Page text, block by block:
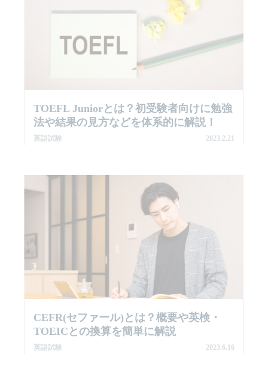
TOEFL Juniorとは？初受験者向けに勉強
法や結果の見方などを体系的に解説！
英語試験 2023.2.21
CEFR(セファール)とは？概要や英検・
TOEICとの換算を簡単に解説
英語試験 2023.6.16